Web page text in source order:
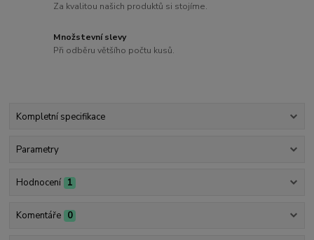
Za kvalitou našich produktů si stojíme.
Množstevní slevy
Při odběru většího počtu kusů.
Kompletní specifikace
Parametry
Hodnocení 1
Komentáře 0